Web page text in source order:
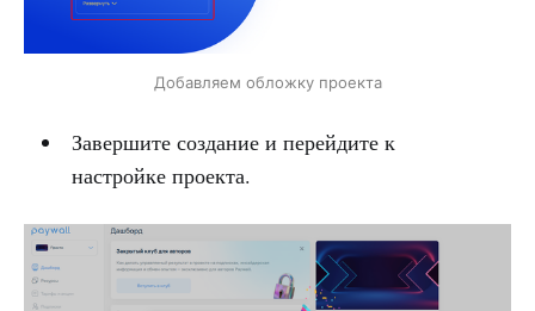
Добавляем обложку проекта
Завершите создание и перейдите к
настройке проекта.